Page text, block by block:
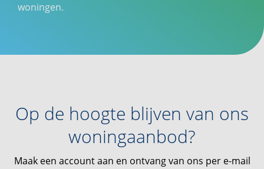
woningen.
Op de hoogte blijven van ons
woningaanbod?
Maak een account aan en ontvang van ons per e-mail